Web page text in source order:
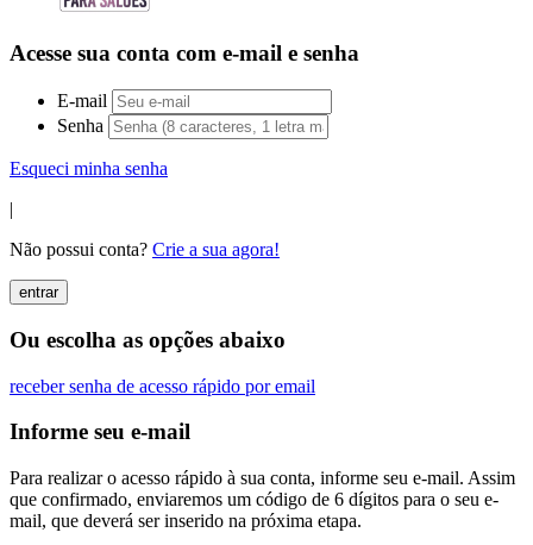
Acesse sua conta com e-mail e senha
E-mail
Senha
Esqueci minha senha
|
Não possui conta? Crie a sua agora!
entrar
Ou escolha as opções abaixo
receber senha de acesso rápido por email
Informe seu e-mail
Para realizar o acesso rápido à sua conta, informe seu e-mail. Assim
que confirmado, enviaremos um código de 6 dígitos para o seu e-
mail, que deverá ser inserido na próxima etapa.